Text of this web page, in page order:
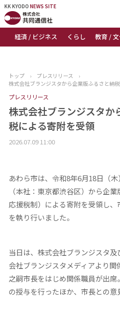
KK KYODO NEWS SITE
経済 / ビジネス くらし 教育 /
KK KYODONEWS SITE
トップページ
ニュース
おすすめコンテンツ
出版物
トップ › プレスリリース
›
株式会社ブランジスタから企業版ふるさと納
プレスリリース
株式会社ブランジスタか
税による寄附を受領
2026.07.09 11:00
あわら市は、令和8年6月18日（
（本社：東京都渋谷区）から企
応援税制）による寄附を受領し
を執り行いました。
当日は、株式会社ブランジスタ
会社ブランジスタメディアより
之嗣市長をはじめ関係職員が出
の授与を行ったほか、市長との意